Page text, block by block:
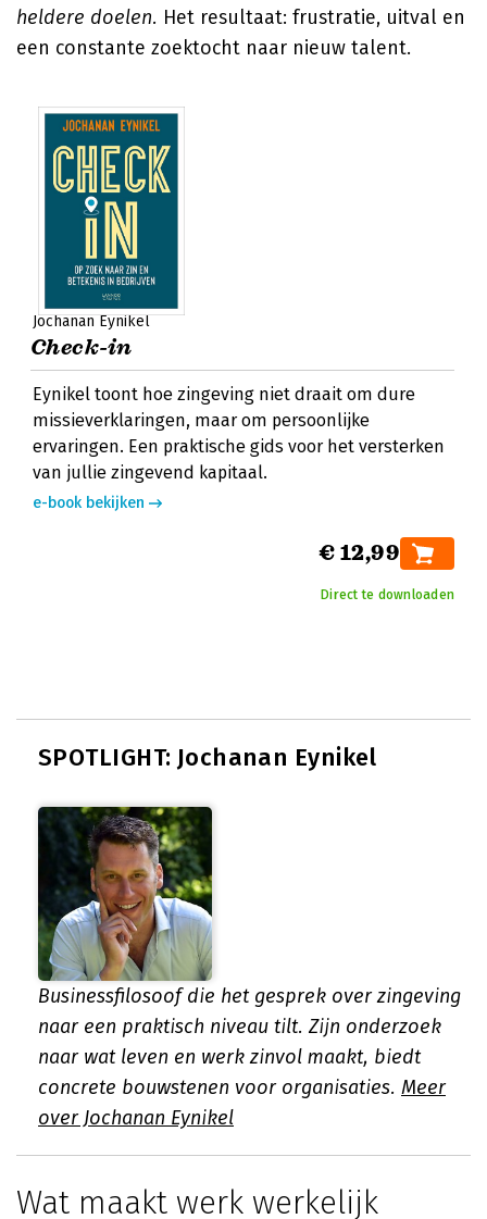
heldere doelen. Het resultaat: frustratie, uitval en
een constante zoektocht naar nieuw talent.
Jochanan Eynikel
Check-in
Eynikel toont hoe zingeving niet draait om dure
missieverklaringen, maar om persoonlijke
ervaringen. Een praktische gids voor het versterken
van jullie zingevend kapitaal.
e-book bekijken
€ 12,99
Direct te downloaden
SPOTLIGHT: Jochanan Eynikel
Businessfilosoof die het gesprek over zingeving
naar een praktisch niveau tilt. Zijn onderzoek
naar wat leven en werk zinvol maakt, biedt
concrete bouwstenen voor organisaties. Meer
over Jochanan Eynikel
Wat maakt werk werkelijk